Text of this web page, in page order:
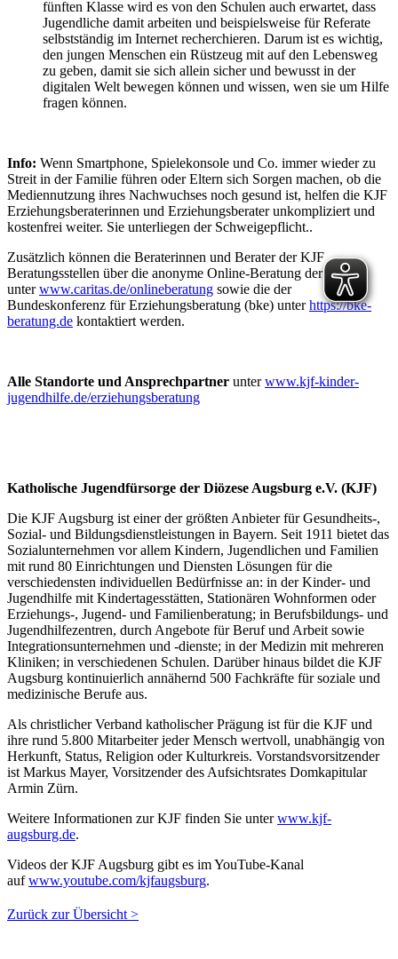
fünften Klasse wird es von den Schulen auch erwartet, dass
Jugendliche damit arbeiten und beispielsweise für Referate
selbstständig im Internet recherchieren. Darum ist es wichtig,
den jungen Menschen ein Rüstzeug mit auf den Lebensweg
zu geben, damit sie sich allein sicher und bewusst in der
digitalen Welt bewegen können und wissen, wen sie um Hilfe
fragen können.
Info: Wenn Smartphone, Spielekonsole und Co. immer wieder zu
Streit in der Familie führen oder Eltern sich Sorgen machen, ob die
Mediennutzung ihres Nachwuchses noch gesund ist, helfen die KJF
Erziehungsberaterinnen und Erziehungsberater unkompliziert und
kostenfrei weiter. Sie unterliegen der Schweigepflicht..
Zusätzlich können die Beraterinnen und Berater der KJF
Beratungsstellen über die anonyme Online-Beratung der Caritas
unterwww.caritas.de/onlineberatung sowie die der
Bundeskonferenz für Erziehungsberatung (bke) unterhttps://bke-
beratung.de kontaktiert werden.
Alle Standorte und Ansprechpartner unterwww.kjf-kinder-
jugendhilfe.de/erziehungsberatung
Katholische Jugendfürsorge der Diözese Augsburg e.V. (KJF)
Die KJF Augsburg ist einer der größten Anbieter für Gesundheits-,
Sozial- und Bildungsdienstleistungen in Bayern. Seit 1911 bietet das
Sozialunternehmen vor allem Kindern, Jugendlichen und Familien
mit rund 80 Einrichtungen und Diensten Lösungen für die
verschiedensten individuellen Bedürfnisse an: in der Kinder- und
Jugendhilfe mit Kindertagesstätten, Stationären Wohnformen oder
Erziehungs-, Jugend- und Familienberatung; in Berufsbildungs- und
Jugendhilfezentren, durch Angebote für Beruf und Arbeit sowie
Integrationsunternehmen und -dienste; in der Medizin mit mehreren
Kliniken; in verschiedenen Schulen. Darüber hinaus bildet die KJF
Augsburg kontinuierlich annähernd 500 Fachkräfte für soziale und
medizinische Berufe aus.
Als christlicher Verband katholischer Prägung ist für die KJF und
ihre rund 5.800 Mitarbeiter jeder Mensch wertvoll, unabhängig von
Herkunft, Status, Religion oder Kulturkreis. Vorstandsvorsitzender
ist Markus Mayer, Vorsitzender des Aufsichtsrates Domkapitular
Armin Zürn.
Weitere Informationen zur KJF finden Sie unterwww.kjf-
augsburg.de.
Videos der KJF Augsburg gibt es im YouTube-Kanal
aufwww.youtube.com/kjfaugsburg.
Zurück zur Übersicht >